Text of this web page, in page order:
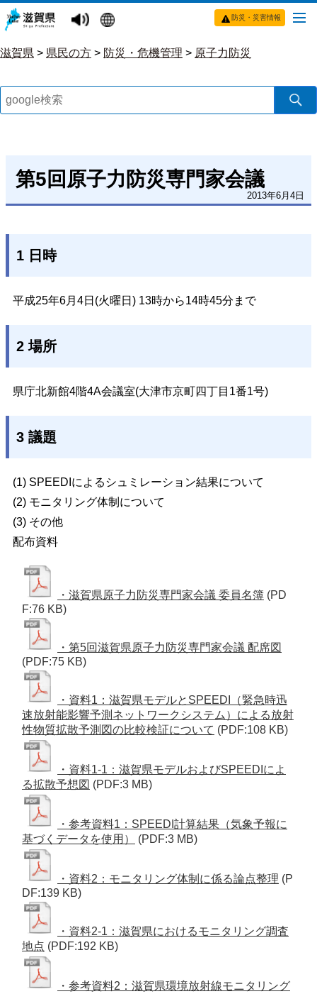
防災・災害情報
滋賀県 > 県民の方 > 防災・危機管理 > 原子力防災
第5回原子力防災専門家会議
2013年6月4日
1 日時
平成25年6月4日(火曜日) 13時から14時45分まで
2 場所
県庁北新館4階4A会議室(大津市京町四丁目1番1号)
3 議題
(1) SPEEDIによるシュミレーション結果について
(2) モニタリング体制について
(3) その他
配布資料
・滋賀県原子力防災専門家会議 委員名簿 (PD
F:76 KB)
・第5回滋賀県原子力防災専門家会議 配席図
(PDF:75 KB)
・資料1：滋賀県モデルとSPEEDI（緊急時迅
速放射能影響予測ネットワークシステム）による放射
性物質拡散予測図の比較検証について (PDF:108 KB)
・資料1-1：滋賀県モデルおよびSPEEDIによ
る拡散予想図 (PDF:3 MB)
・参考資料1：SPEEDI計算結果（気象予報に
基づくデータを使用）
(PDF:3 MB)
・資料2：モニタリング体制に係る論点整理 (P
DF:139 KB)
・資料2-1：滋賀県におけるモニタリング調査
地点 (PDF:192 KB)
・参考資料2：滋賀県環境放射線モニタリング